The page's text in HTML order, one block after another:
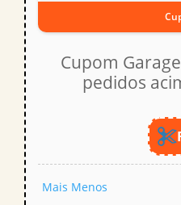
Cupom
pedidos
Mais Menos